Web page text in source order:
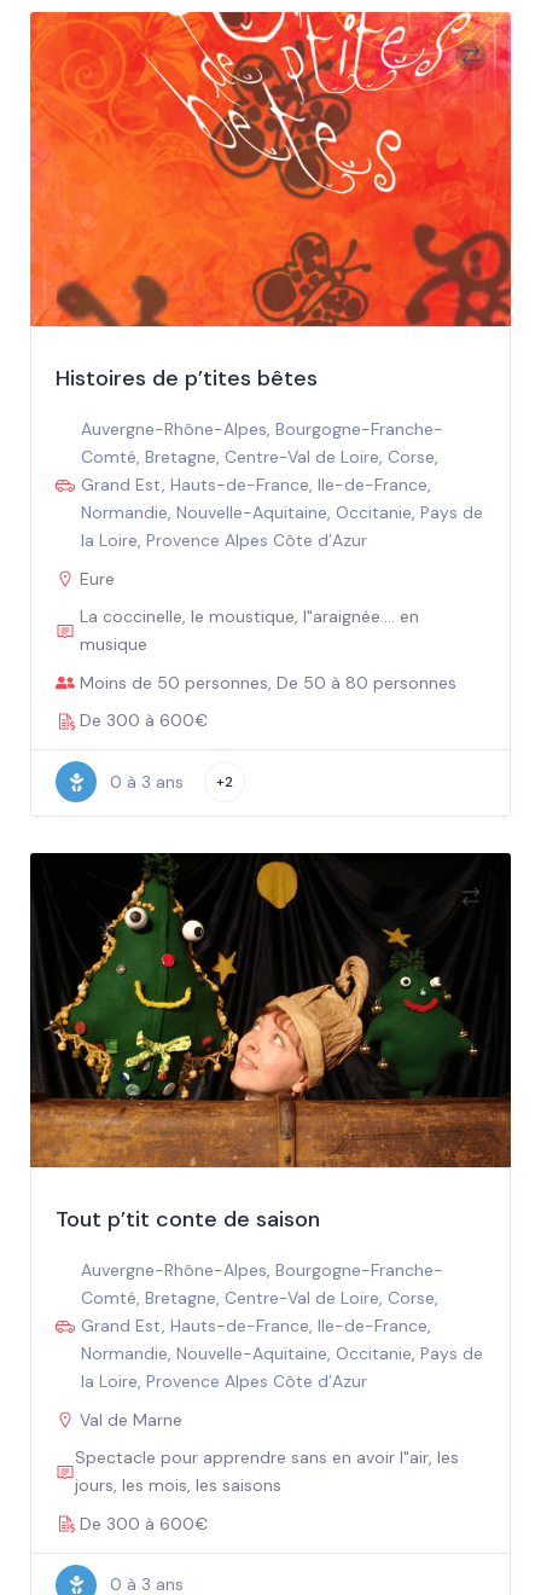
Histoires de p’tites bêtes
Auvergne-Rhône-Alpes, Bourgogne-Franche-
Comté, Bretagne, Centre-Val de Loire, Corse,
Grand Est, Hauts-de-France, Ile-de-France,
Normandie, Nouvelle-Aquitaine, Occitanie, Pays de
la Loire, Provence Alpes Côte d’Azur
Eure
La coccinelle, le moustique, l"araignée.... en
musique
Moins de 50 personnes, De 50 à 80 personnes
De 300 à 600€
0 à 3 ans +2
Tout p’tit conte de saison
Auvergne-Rhône-Alpes, Bourgogne-Franche-
Comté, Bretagne, Centre-Val de Loire, Corse,
Grand Est, Hauts-de-France, Ile-de-France,
Normandie, Nouvelle-Aquitaine, Occitanie, Pays de
la Loire, Provence Alpes Côte d’Azur
Val de Marne
Spectacle pour apprendre sans en avoir l"air, les
jours, les mois, les saisons
De 300 à 600€
0 à 3 ans